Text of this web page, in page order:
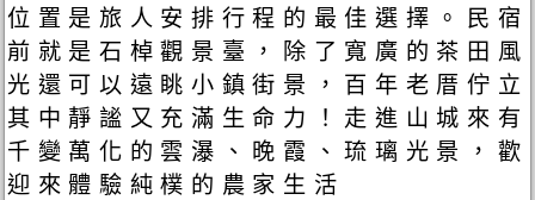
位置是旅人安排行程的最佳選擇。民宿
前就是石棹觀景臺，除了寬廣的茶田風
光還可以遠眺小鎮街景，百年老厝佇立
其中靜謐又充滿生命力！走進山城來有
千變萬化的雲瀑、晚霞、琉璃光景，歡
迎來體驗純樸的農家生活